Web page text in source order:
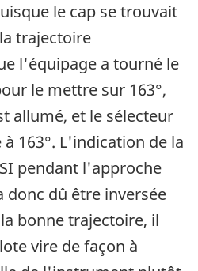
le cap se trouvait
trajectoire
l'équipage a tourné le
le mettre sur 163°,
allumé, et le sélecteur
163°. L'indication de la
pendant l'approche
donc dû être inversée
bonne trajectoire, il
vire de façon à